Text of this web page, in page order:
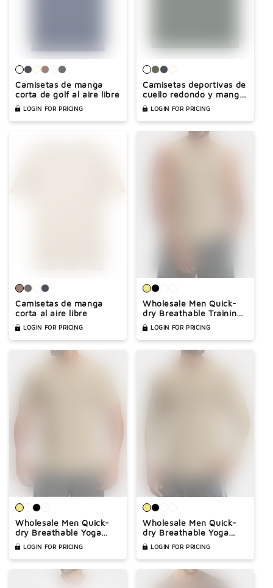
Camisetas de manga
corta de golf al aire libre
LOGIN FOR PRICING
Camisetas deportivas de
cuello redondo y manga
corta
LOGIN FOR PRICING
Camisetas de manga
corta al aire libre
LOGIN FOR PRICING
Wholesale Men Quick-
dry Breathable Training
Tank Top
LOGIN FOR PRICING
Wholesale Men Quick-
dry Breathable Yoga
Training T-shirt
LOGIN FOR PRICING
Wholesale Men Quick-
dry Breathable Yoga
Hiking Long Sleeve
LOGIN FOR PRICING